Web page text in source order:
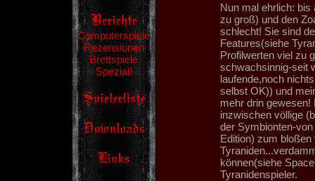
Computerspiele
Rezensionen
Brettspiele
Spezial!
Nun mal ehrlich: bis
zu groß) und den
schlecht! Sie sind
Features(siehe
Profilwerten viel zu
schwachsinnig-seit
laufende,noch
selbst OK)) und
mehr drin
inzwischen völlige
der Symbionten-
Edition) zum
können(siehe
Tyranidenspieler.